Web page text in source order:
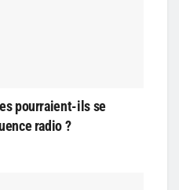
pourraient-ils se
radio ?